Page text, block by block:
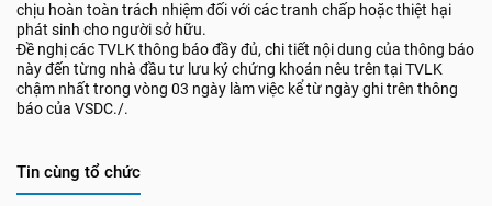
chịu hoàn toàn trách nhiệm đối với các tranh chấp hoặc thiệt hại
phát sinh cho người sở hữu.
Đề nghị các TVLK thông báo đầy đủ, chi tiết nội dung của thông báo
này đến từng nhà đầu tư lưu ký chứng khoán nêu trên tại TVLK
chậm nhất trong vòng 03 ngày làm việc kể từ ngày ghi trên thông
báo của VSDC./.
Tin cùng tổ chức